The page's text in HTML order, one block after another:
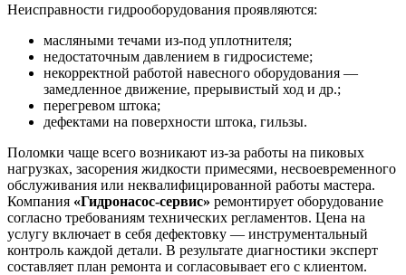
Неисправности гидрооборудования проявляются:
масляными течами из-под уплотнителя;
недостаточным давлением в гидросистеме;
некорректной работой навесного оборудования —
замедленное движение, прерывистый ход и др.;
перегревом штока;
дефектами на поверхности штока, гильзы.
Поломки чаще всего возникают из-за работы на пиковых
нагрузках, засорения жидкости примесями, несвоевременного
обслуживания или неквалифицированной работы мастера.
Компания «Гидронасос-сервис» ремонтирует оборудование
согласно требованиям технических регламентов. Цена на
услугу включает в себя дефектовку — инструментальный
контроль каждой детали. В результате диагностики эксперт
составляет план ремонта и согласовывает его с клиентом.